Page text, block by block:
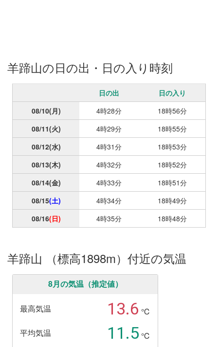
羊蹄山の日の出・日の入り時刻
日の出
日の入り
08/10(月) 4時28分
18時56分
08/11(火) 4時29分
18時55分
08/12(水) 4時31分
18時53分
08/13(木) 4時32分
18時52分
08/14(金) 4時33分
18時51分
08/15(土) 4時34分
18時49分
08/16(日) 4時35分 18時48分
羊蹄山 （標高1898m）付近の気温
8月の気温（推定値）
最高気温 13.6 ℃
平均気温
11.5 ℃